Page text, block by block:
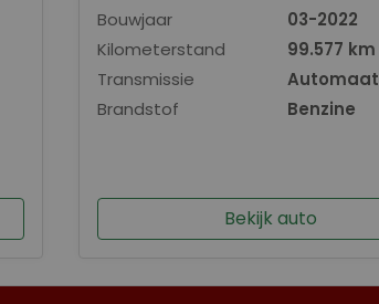
Bouwjaar
03-2022
Kilometerstand
99.577 km
Transmissie
Automaat
Brandstof
Benzine
Bekijk auto